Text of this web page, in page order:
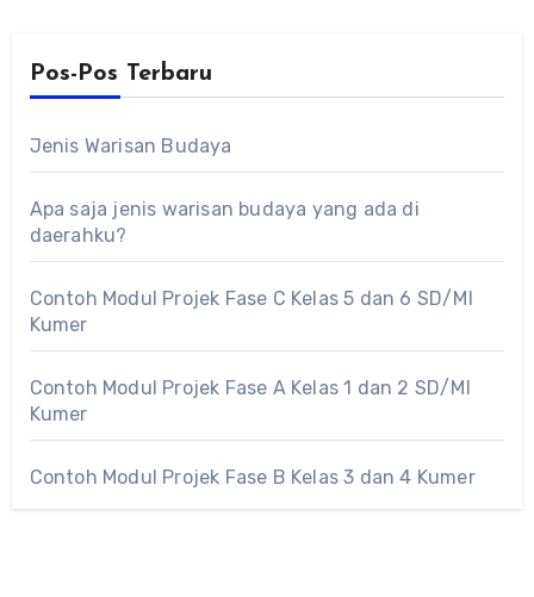
Pos-Pos Terbaru
Jenis Warisan Budaya
Apa saja jenis warisan budaya yang ada di
daerahku?
Contoh Modul Projek Fase C Kelas 5 dan 6 SD/MI
Kumer
Contoh Modul Projek Fase A Kelas 1 dan 2 SD/MI
Kumer
Contoh Modul Projek Fase B Kelas 3 dan 4 Kumer